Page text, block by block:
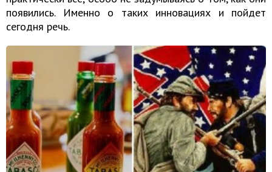
появились. Именно о таких инновациях и пойдет
сегодня речь.